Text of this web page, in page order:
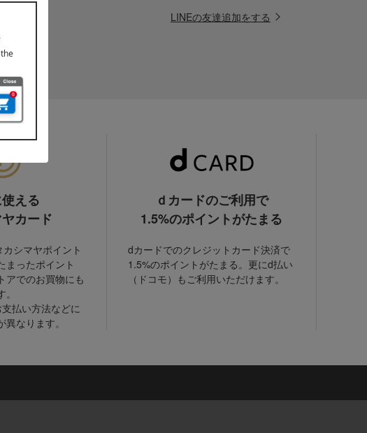
LINEの友達追加をする
える
カード
シマヤポイント
まったポイント
アでのお買物にも
払い方法などに
なります。
ｄカードのご利用で
1.5%のポイントがたまる
dカードでのクレジットカード決済で
1.5%のポイントがたまる。更にd払い
（ドコモ）もご利用いただけます。